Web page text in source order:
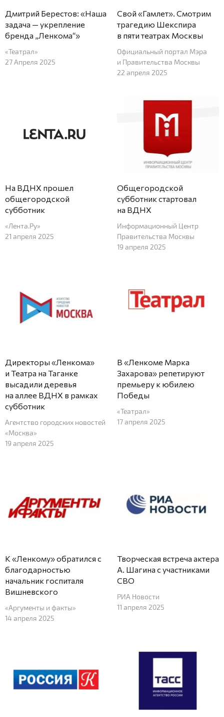
Дмитрий Берестов: «Наша
задача — укрепление
бренда „Ленкома“»
«Театрал»
27 Апреля 2025
Свой «Гамлет». Смотрим
трагедию Шекспира
в пяти театрах Москвы
Официальный портал Мэра
и Правительства Москвы
22 апреля 2025
На ВДНХ прошел
общегородской
субботник
«Лента.Ру»
21 апреля 2025
Общегородской
субботник стартовал
на ВДНХ
Информационный Центр
Правительства Москвы
19 апреля 2025
Директоры «Ленкома»
и Театра на Таганке
высадили деревья
на аллее ВДНХ в рамках
субботник
Агентство городских новостей
«Москва»
19 апреля 2025
В «Ленкоме Марка
Захарова» репетируют
премьеру к юбилею
Победы
«Театрал»
17 апреля 2025
К «Ленкому» обратился с
благодарностью
начальник госпиталя
Вишневского
«Аргументы и факты»
14 апреля 2025
Творческая встреча актера
А. Шагина с участниками
СВО
РИА Новости
11 апреля 2025